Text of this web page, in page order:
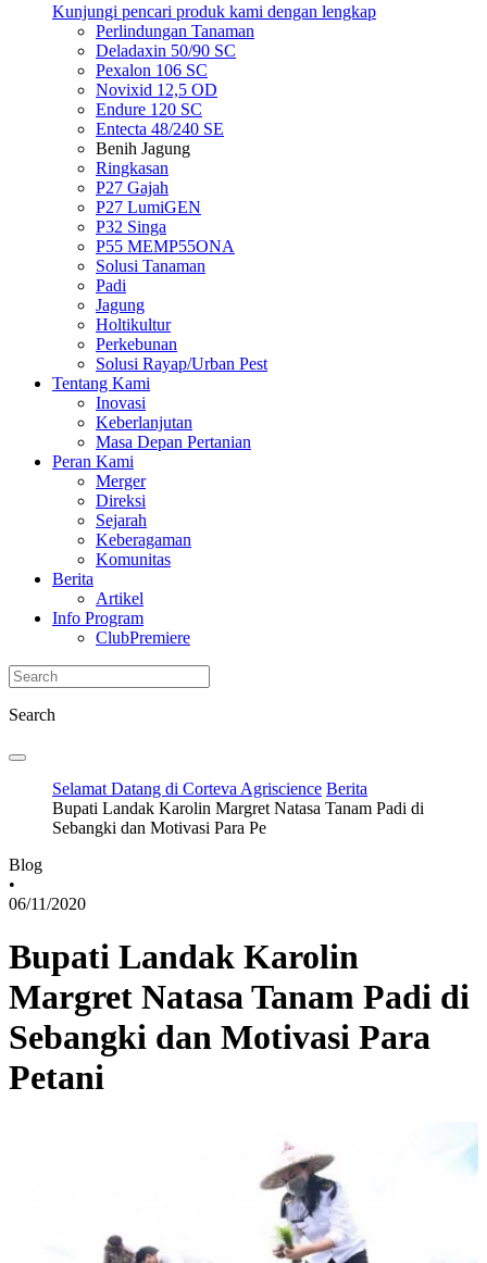
Kunjungi pencari produk kami dengan lengkap
Perlindungan Tanaman
Deladaxin 50/90 SC
Pexalon 106 SC
Novixid 12,5 OD
Endure 120 SC
Entecta 48/240 SE
Benih Jagung
Ringkasan
P27 Gajah
P27 LumiGEN
P32 Singa
P55 MEMP55ONA
Solusi Tanaman
Padi
Jagung
Holtikultur
Perkebunan
Solusi Rayap/Urban Pest
Tentang Kami
Inovasi
Keberlanjutan
Masa Depan Pertanian
Peran Kami
Merger
Direksi
Sejarah
Keberagaman
Komunitas
Berita
Artikel
Info Program
ClubPremiere
Search
Selamat Datang di Corteva Agriscience Berita
Bupati Landak Karolin Margret Natasa Tanam Padi di
Sebangki dan Motivasi Para Pe
Blog
•
06/11/2020
Bupati Landak Karolin
Margret Natasa Tanam Padi di
Sebangki dan Motivasi Para
Petani